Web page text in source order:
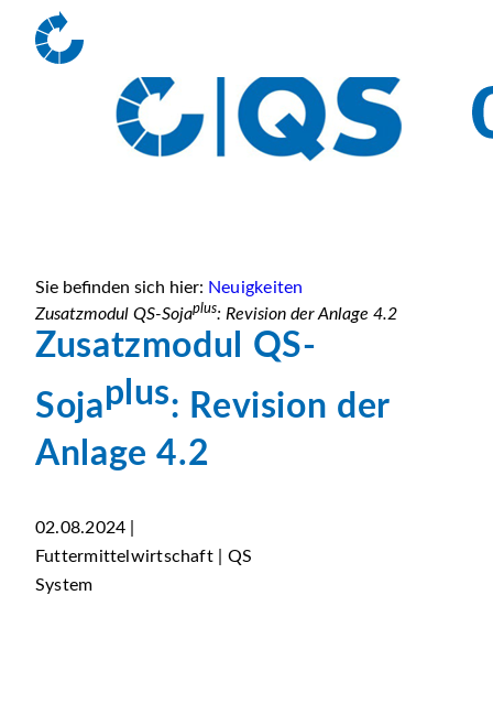
Sie befinden sich hier: Neuigkeiten
Zusatzmodul QS-Sojaplus: Revision der Anlage 4.2
Zusatzmodul QS-
Sojaplus: Revision der
Anlage 4.2
02.08.2024 |
Futtermittelwirtschaft | QS
System